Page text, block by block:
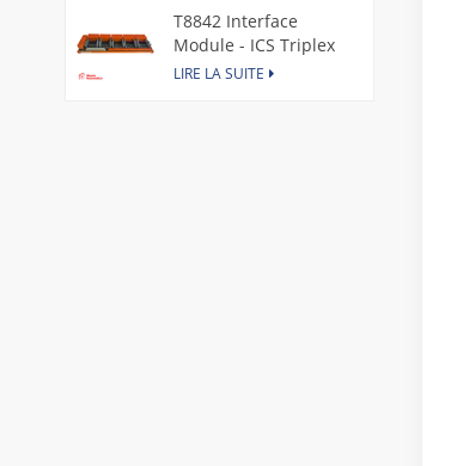
T8842 Interface
Module - ICS Triplex
LIRE LA SUITE